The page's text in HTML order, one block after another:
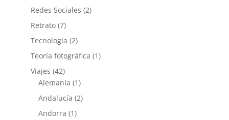
Redes Sociales (2)
Retrato(7)
Tecnología (2)
Teoría fotográfica (1)
Viajes (42)
Alemania (1)
Andalucía (2)
Andorra (1)